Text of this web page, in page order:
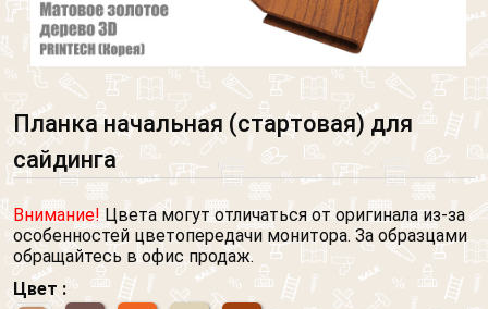
Планка начальная (стартовая) для
сайдинга
Внимание!Цвета могут отличаться от оригинала из-за
особенностей цветопередачи монитора. За образцами
обращайтесь в офис продаж.
Цвет :